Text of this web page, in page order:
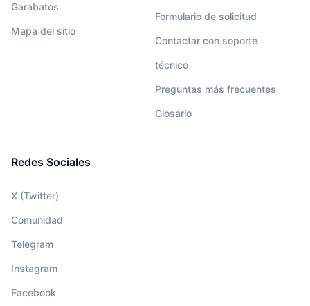
Garabatos
Mapa del sitio
Formulario de solicitud
Contactar con soporte
técnico
Preguntas más frecuentes
Glosario
Redes Sociales
X (Twitter)
Comunidad
Telegram
Instagram
Facebook